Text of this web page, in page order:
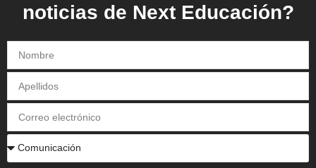
noticias de Next Educación?